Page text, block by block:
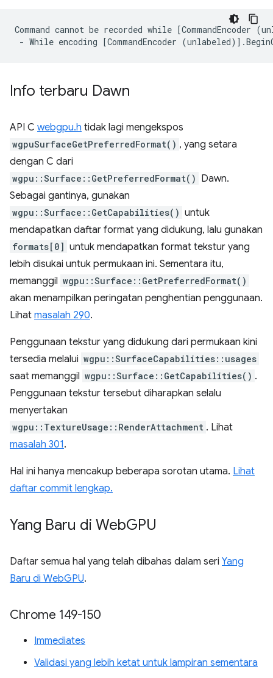
Command cannot be recorded while
Info terbaru Dawn
API C webgpu.h tidak lagi mengekspos
wgpuSurfaceGetPreferredFormat() , yang setara
dengan C dari
wgpu::Surface::GetPreferredFormat() Dawn.
Sebagai gantinya, gunakan
wgpu::Surface::GetCapabilities() untuk
mendapatkan daftar format yang didukung, lalu gunakan
formats[0] untuk mendapatkan format tekstur yang
lebih disukai untuk permukaan ini. Sementara itu,
memanggil wgpu::Surface::GetPreferredFormat()
akan menampilkan peringatan penghentian penggunaan.
Lihat masalah 290.
Penggunaan tekstur yang didukung dari permukaan kini
tersedia melalui wgpu::SurfaceCapabilities::usages
saat memanggil wgpu::Surface::GetCapabilities() .
Penggunaan tekstur tersebut diharapkan selalu
menyertakan
wgpu::TextureUsage::RenderAttachment . Lihat
masalah 301.
Hal ini hanya mencakup beberapa sorotan utama. Lihat
daftar commit lengkap.
Yang Baru di WebGPU
Daftar semua hal yang telah dibahas dalam seri Yang
Baru di WebGPU.
Chrome 149-150
Immediates
Validasi yang lebih ketat untuk lampiran sementara